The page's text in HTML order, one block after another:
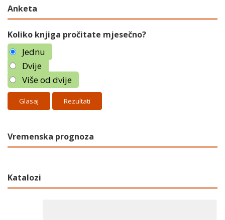
Anketa
Koliko knjiga pročitate mjesečno?
Jednu
Dvije
Više od dvije
Rezultati
Vremenska prognoza
Katalozi